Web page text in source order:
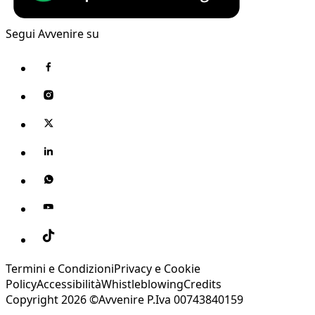
Segui Avvenire su
Termini e CondizioniPrivacy e Cookie
PolicyAccessibilitàWhistleblowingCredits
Copyright 2026 ©Avvenire P.Iva 00743840159